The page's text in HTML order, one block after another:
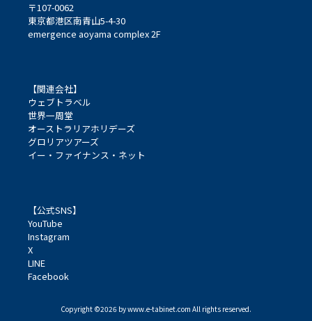
〒107-0062
東京都港区南青山5-4-30
emergence aoyama complex 2F
【関連会社】
ウェブトラベル
世界一周堂
オーストラリアホリデーズ
グロリアツアーズ
イー・ファイナンス・ネット
【公式SNS】
YouTube
Instagram
X
LINE
Facebook
Copyright ©2026 by www.e-tabinet.com All rights reserved.